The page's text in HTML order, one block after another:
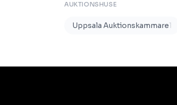
AUKTIONSHUSE
Uppsala Auktionskammare1